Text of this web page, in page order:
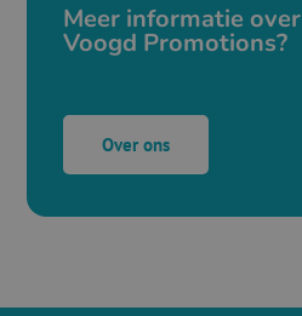
Meer informatie over
Voogd Promotions?
Over ons